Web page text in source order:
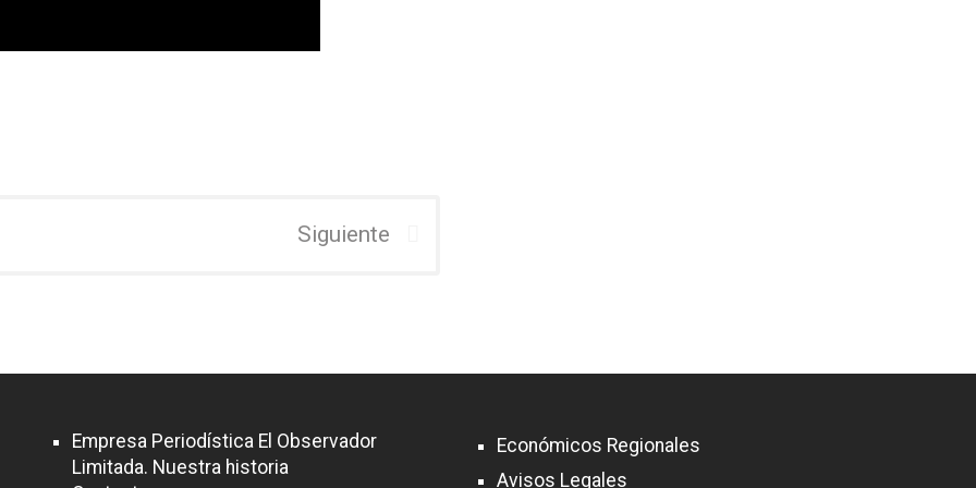
Siguiente
Empresa Periodística El Observador
Limitada. Nuestra historia
Económicos Regionales
Avisos Legales